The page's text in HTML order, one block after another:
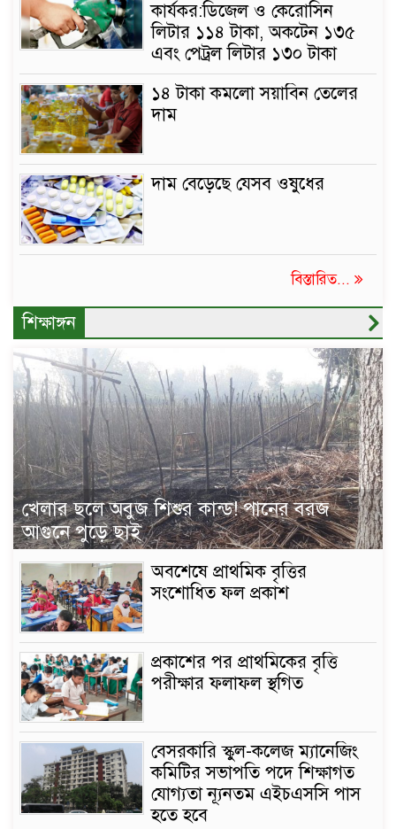
কার্যকর:ডিজেল ও কেরোসিন
লিটার ১১৪ টাকা, অকটেন ১৩৫
এবং পেট্রল লিটার ১৩০ টাকা
১৪ টাকা কমলো সয়াবিন তেলের
দাম
দাম বেড়েছে যেসব ওষুধের
বিস্তারিত...
শিক্ষাঙ্গন
খেলার ছলে অবুজ শিশুর কান্ড! পানের বরজ
আগুনে পুড়ে ছাই
অবশেষে প্রাথমিক বৃত্তির
সংশোধিত ফল প্রকাশ
প্রকাশের পর প্রাথমিকের বৃত্তি
পরীক্ষার ফলাফল স্থগিত
বেসরকারি স্কুল-কলেজ ম্যানেজিং
কমিটির সভাপতি পদে শিক্ষাগত
যোগ্যতা ন্যূনতম এইচএসসি পাস
হতে হবে